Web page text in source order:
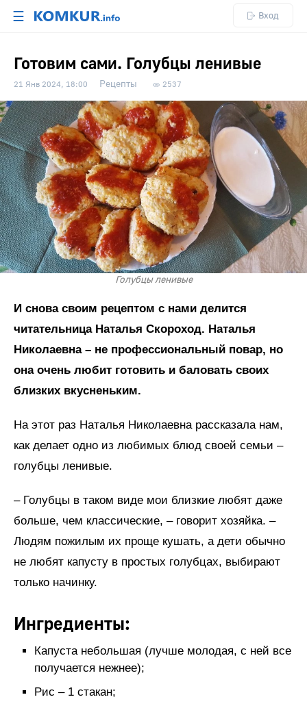
☰ Вход
Готовим сами. Голубцы ленивые
21 Янв 2024, 18:00 Рецепты 2537
Голубцы ленивые
И снова своим рецептом с нами делится
читательница Наталья Скороход. Наталья
Николаевна – не профессиональный повар, но
она очень любит готовить и баловать своих
близких вкусненьким.
На этот раз Наталья Николаевна рассказала нам,
как делает одно из любимых блюд своей семьи –
голубцы ленивые.
– Голубцы в таком виде мои близкие любят даже
больше, чем классические, – говорит хозяйка. –
Людям пожилым их проще кушать, а дети обычно
не любят капусту в простых голубцах, выбирают
только начинку.
Ингредиенты:
Капуста небольшая (лучше молодая, с ней все
получается нежнее);
Рис – 1 стакан;